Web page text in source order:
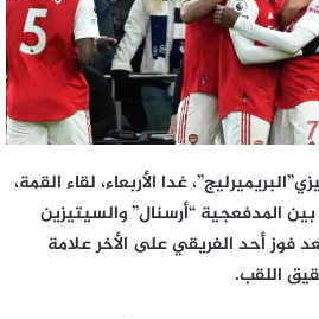
غدا الأربعاء، لقاء القمة،
المدفعجية “أرسنال” والسيتيزين
أحد الفريقي على الأخر علامة
اللقب.